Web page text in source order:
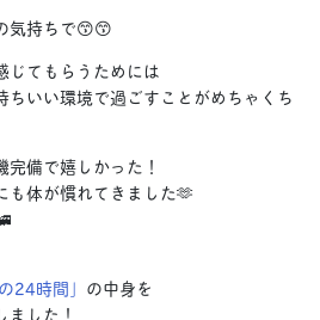
気持ちで😙😙
じてもらうためには
ちいい環境で過ごすことがめちゃくち
備で嬉しかった！
も体が慣れてきました🫶
24時間」 の中身を
した！